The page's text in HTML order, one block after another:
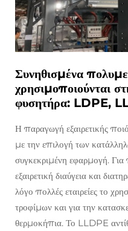
Συνηθισμένα
χρησιμοποιούνται
φυσητήρα: LDPE,
Η παραγωγή εξαιρετικής
με την επιλογή των
συγκεκριμένη εφαρμογή.
εξαιρετική διαύγεια και
λόγο πολλές εταιρείες το
τροφίμων και για την
θερμοκήπια. Το LLDPE